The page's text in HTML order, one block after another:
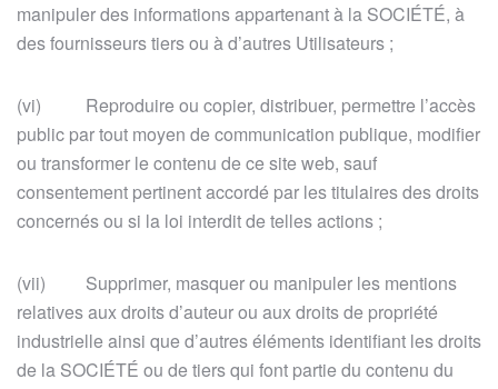
manipuler des informations appartenant à la SOCIÉTÉ, à
des fournisseurs tiers ou à d’autres Utilisateurs ;
(vi) Reproduire ou copier, distribuer, permettre l’accès
public par tout moyen de communication publique, modifier
ou transformer le contenu de ce site web, sauf
consentement pertinent accordé par les titulaires des droits
concernés ou si la loi interdit de telles actions ;
(vii) Supprimer, masquer ou manipuler les mentions
relatives aux droits d’auteur ou aux droits de propriété
industrielle ainsi que d’autres éléments identifiant les droits
de la SOCIÉTÉ ou de tiers qui font partie du contenu du